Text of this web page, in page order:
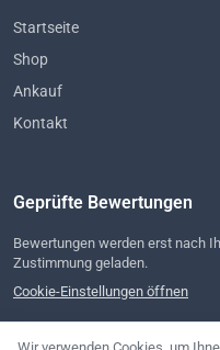
Startseite
Shop
Ankauf
Kontakt
Geprüfte Bewertungen
Bewertungen werden erst nach
Zustimmung geladen.
Cookie-Einstellungen öffnen